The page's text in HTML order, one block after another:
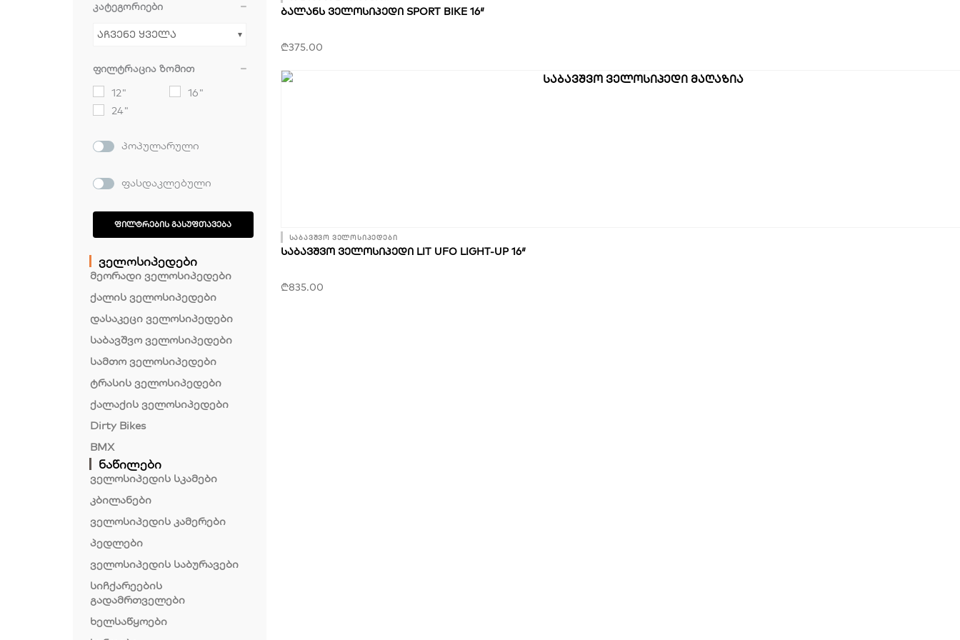
კატეგორიები
აჩვენე ყველა
ფილტრაცია ზომით
12"
16"
24"
პოპულარული
ფასდაკლებული
ᲤᲘᲚᲢᲠᲔᲑᲘᲡ ᲒᲐᲡᲣᲤᲗᲐᲕᲔᲑᲐ
ველოსიპედები
მეორადი ველოსიპედები
ქალის ველოსიპედები
დასაკეცი ველოსიპედები
საბავშვო ველოსიპედები
სამთო ველოსიპედები
ტრასის ველოსიპედები
ქალაქის ველოსიპედები
Dirty Bikes
BMX
ნაწილები
ველოსიპედის სკამები
კბილანები
ველოსიპედის კამერები
პედლები
ველოსიპედის საბურავები
სიჩქარეების
გადამრთველები
ხელსაწყოები
ᲑᲐᲚᲐᲜᲡ ᲕᲔᲚᲝᲡᲘᲞᲔᲓᲘ SPORT BIKE 16″
₾375.00
საბავშვო ველოსიპედები
ᲡᲐᲑᲐᲕᲨᲕᲝ ᲕᲔᲚᲝᲡᲘᲞᲔᲓᲘ LIT UFO LIGHT-UP 16″
₾835.00